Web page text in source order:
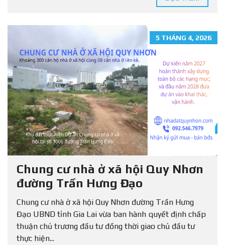
5 THÁNG 4, 2026
Chung cư nhà ở xã hội Quy Nhơn
đường Trần Hưng Đạo
Chung cư nhà ở xã hội Quy Nhơn đường Trần Hưng
Đạo UBND tỉnh Gia Lai vừa ban hành quyết định chấp
thuận chủ trương đầu tư đồng thời giao chủ đầu tư
thực hiện...